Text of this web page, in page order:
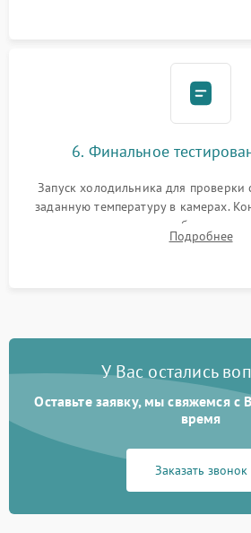
6. Финальное
Запуск холодильника для проверки
заданную температуру в камерах.
компрессора, отсутствия обмерзания
срабатывания системыПодробнее
У Вас остались
Оставьте заявку, мы свяжемся
время
Заказать звонок